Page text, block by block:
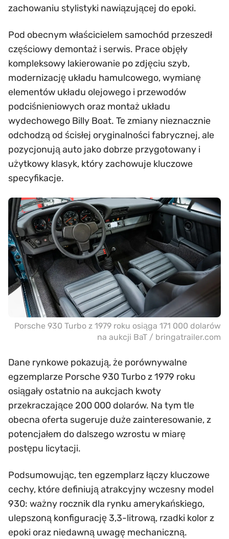
zachowaniu stylistyki nawiązującej do epoki.
Pod obecnym właścicielem samochód przeszedł
częściowy demontaż i serwis. Prace objęły
kompleksowy lakierowanie po zdjęciu szyb,
modernizację układu hamulcowego, wymianę
elementów układu olejowego i przewodów
podciśnieniowych oraz montaż układu
wydechowego Billy Boat. Te zmiany nieznacznie
odchodzą od ścisłej oryginalności fabrycznej, ale
pozycjonują auto jako dobrze przygotowany i
użytkowy klasyk, który zachowuje kluczowe
specyfikacje.
Porsche 930 Turbo z 1979 roku osiąga 171 000 dolarów
na aukcji BaT / bringatrailer.com
Dane rynkowe pokazują, że porównywalne
egzemplarze Porsche 930 Turbo z 1979 roku
osiągały ostatnio na aukcjach kwoty
przekraczające 200 000 dolarów. Na tym tle
obecna oferta sugeruje duże zainteresowanie, z
potencjałem do dalszego wzrostu w miarę
postępu licytacji.
Podsumowując, ten egzemplarz łączy kluczowe
cechy, które definiują atrakcyjny wczesny model
930: ważny rocznik dla rynku amerykańskiego,
ulepszoną konfigurację 3,3-litrową, rzadki kolor z
epoki oraz niedawną uwagę mechaniczną.